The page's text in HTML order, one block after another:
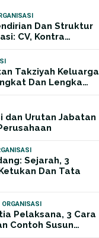
Dan Struktur
CV, Kontra…
Takziyah Keluarga
Dan Lengka…
dan Urutan Jabatan
Sejarah, 3
Dan Tata
ORGANISASI
Pelaksana, 3 Cara
Contoh Susun…